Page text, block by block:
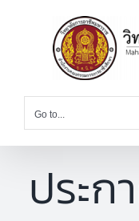
Go to...
ประก